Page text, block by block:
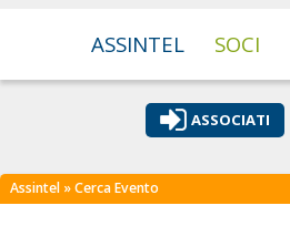
ASSINTEL SOCI
ASSOCIATI
Assintel » Cerca Evento